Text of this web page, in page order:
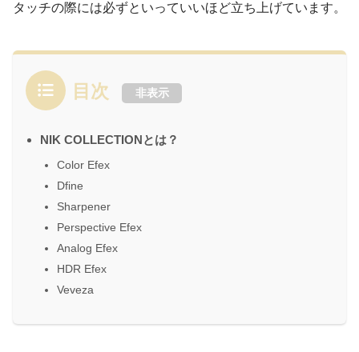
タッチの際には必ずといっていいほど立ち上げています。
目次 非表示
NIK COLLECTIONとは？
Color Efex
Dfine
Sharpener
Perspective Efex
Analog Efex
HDR Efex
Veveza